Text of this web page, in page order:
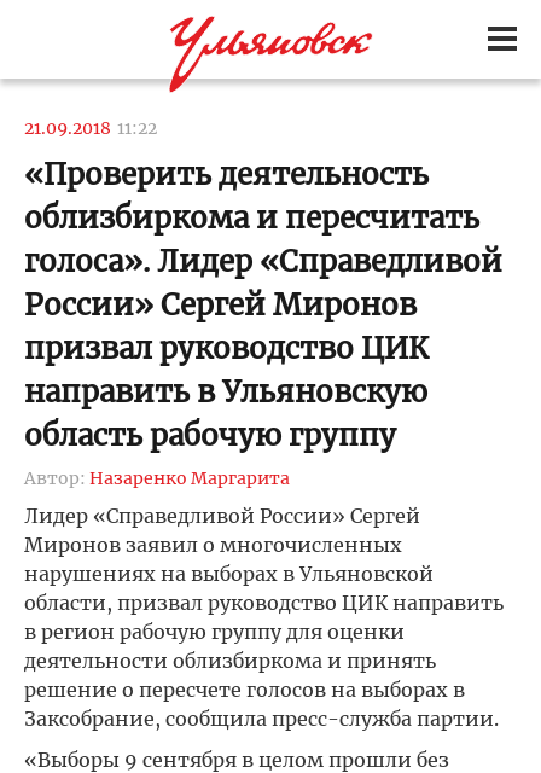
21.09.2018 11:22
«Проверить деятельность
облизбиркома и пересчитать
голоса». Лидер «Справедливой
России» Сергей Миронов
призвал руководство ЦИК
направить в Ульяновскую
область рабочую группу
Автор: Назаренко Маргарита
Лидер «Справедливой России» Сергей
Миронов заявил о многочисленных
нарушениях на выборах в Ульяновской
области, призвал руководство ЦИК направить
в регион рабочую группу для оценки
деятельности облизбиркома и принять
решение о пересчете голосов на выборах в
Заксобрание, сообщила пресс-служба партии.
«Выборы 9 сентября в целом прошли без